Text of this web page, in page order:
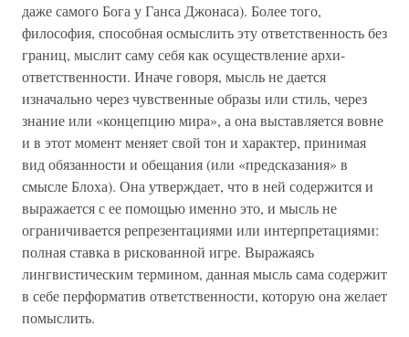
даже самого Бога у Ганса Джонаса). Более того,
философия, способная осмыслить эту ответственность без
границ, мыслит саму себя как осуществление архи-
ответственности. Иначе говоря, мысль не дается
изначально через чувственные образы или стиль, через
знание или «концепцию мира», а она выставляется вовне
и в этот момент меняет свой тон и характер, принимая
вид обязанности и обещания (или «предсказания» в
смысле Блоха). Она утверждает, что в ней содержится и
выражается с ее помощью именно это, и мысль не
ограничивается репрезентациями или интерпретациями:
полная ставка в рискованной игре. Выражаясь
лингвистическим термином, данная мысль сама содержит
в себе перформатив ответственности, которую она желает
помыслить.